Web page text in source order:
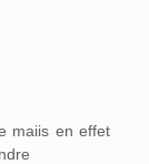
maiis en effet